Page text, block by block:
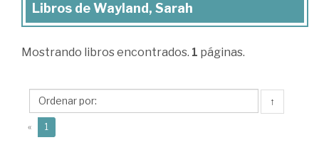
Libros
Wayland,
Libros de Wayland, Sarah
Mostrando libros encontrados. 1 páginas.
↑
« 1